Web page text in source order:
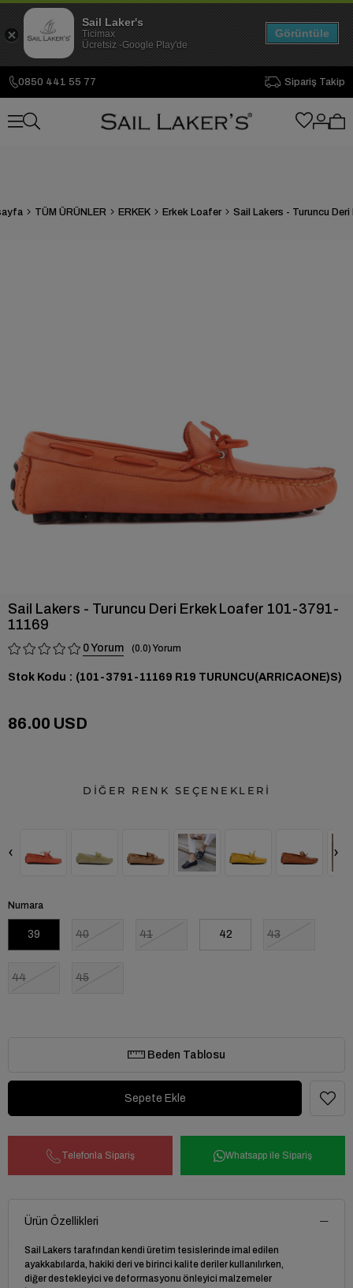
0850 441 55 77 Sipariş Takip
TÜM ÜRÜNLER ERKEK Erkek Loafer
Sail Lakers - Turuncu Deri Erkek Loafer 101-3791-
11169
0 0.0
Stok Kodu (101-3791-11169 R19 TURUNCU(ARRICAONE)S)
86.00 USD
DİĞER RENK SEÇENEKLERİ
‹ ›
Numara
39 40 41 42 43
44 45
Beden Tablosu
Telefonla Sipariş Whatsapp ile Sipariş
Ürün Özellikleri
Sail Lakers tarafından kendi üretim tesislerinde imal edilen
ayakkabılarda, hakiki deri ve birinci kalite deriler kullanılırken,
diğer destekleyici ve deformasyonu önleyici malzemeler
Sail Laker's
Ticimax
Ücretsiz -Google Play'de
Görüntüle